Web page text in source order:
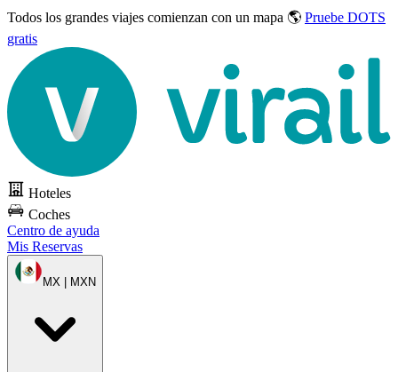
Todos los grandes viajes comienzan con un mapa 🌎 Pruebe DOTS
gratis
Hoteles
Coches
Centro de ayuda
Mis Reservas
MX | MXN